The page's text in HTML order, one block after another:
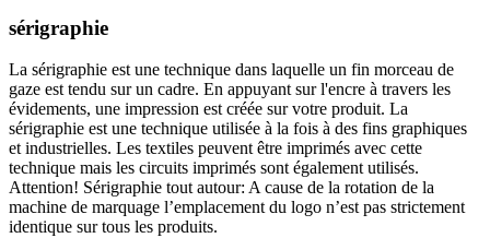
sérigraphie
La sérigraphie est une technique dans laquelle un fin morceau de
gaze est tendu sur un cadre. En appuyant sur l'encre à travers les
évidements, une impression est créée sur votre produit. La
sérigraphie est une technique utilisée à la fois à des fins graphiques
et industrielles. Les textiles peuvent être imprimés avec cette
technique mais les circuits imprimés sont également utilisés.
Attention! Sérigraphie tout autour: A cause de la rotation de la
machine de marquage l’emplacement du logo n’est pas strictement
identique sur tous les produits.